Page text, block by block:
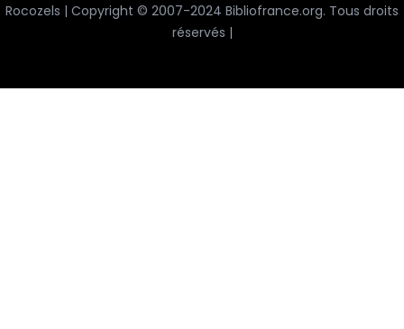
Rocozels | Copyright © 2007-2024 Bibliofrance.org. Tous droits
réservés |